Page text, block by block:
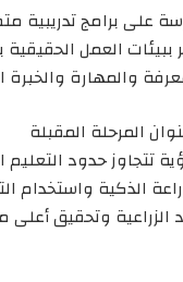
على برامج تدريبية
ببيئات العمل
والمهارة
المرحلة المقبلة
تتجاوز حدود التعليم
الذكية واستخدام
الزراعية وتحقيق أعلى